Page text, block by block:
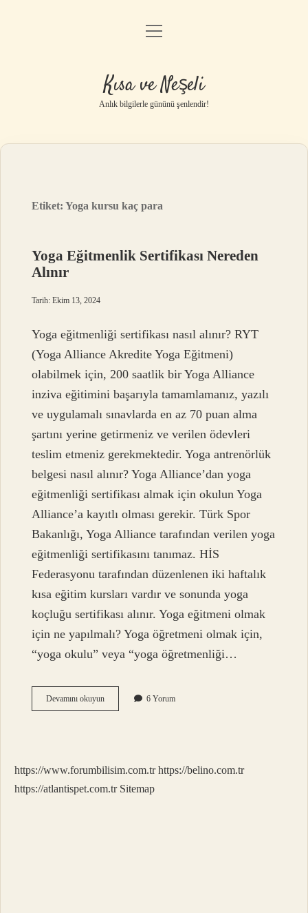
Anasayfa
Yasal Uyarı
menüyü
Kısa ve Neşeli
Anlık bilgilerle gününü şenlendir!
Etiket:Yoga kursu kaç para
Yoga Eğitmenlik Sertifikası Nereden
Alınır
Tarih: Ekim 13, 2024
Yoga eğitmenliği sertifikası nasıl alınır? RYT
(Yoga Alliance Akredite Yoga Eğitmeni)
olabilmek için, 200 saatlik bir Yoga Alliance
inziva eğitimini başarıyla tamamlamanız, yazılı
ve uygulamalı sınavlarda en az 70 puan alma
şartını yerine getirmeniz ve verilen ödevleri
teslim etmeniz gerekmektedir. Yoga antrenörlük
belgesi nasıl alınır? Yoga Alliance’dan yoga
eğitmenliği sertifikası almak için okulun Yoga
Alliance’a kayıtlı olması gerekir. Türk Spor
Bakanlığı, Yoga Alliance tarafından verilen yoga
eğitmenliği sertifikasını tanımaz. HİS
Federasyonu tarafından düzenlenen iki haftalık
kısa eğitim kursları vardır ve sonunda yoga
koçluğu sertifikası alınır. Yoga eğitmeni olmak
için ne yapılmalı? Yoga öğretmeni olmak için,
“yoga okulu” veya “yoga öğretmenliği…
Devamını okuyunYoga
Eğitmenlik
6 Yorum
https://www.forumbilisim.com.tr https://belino.com.tr
https://atlantispet.com.tr Sitemap